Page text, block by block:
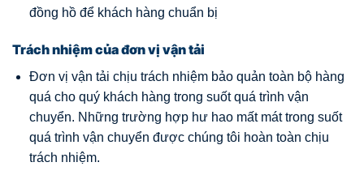
đồng hồ để khách hàng chuẩn bị
Trách nhiệm của đơn vị vận tải
Đơn vị vận tải chịu trách nhiệm bảo quản toàn bộ hàng
quá cho quý khách hàng trong suốt quá trình vận
chuyển. Những trường hợp hư hao mất mát trong suốt
quá trình vận chuyển được chúng tôi hoàn toàn chịu
trách nhiệm.